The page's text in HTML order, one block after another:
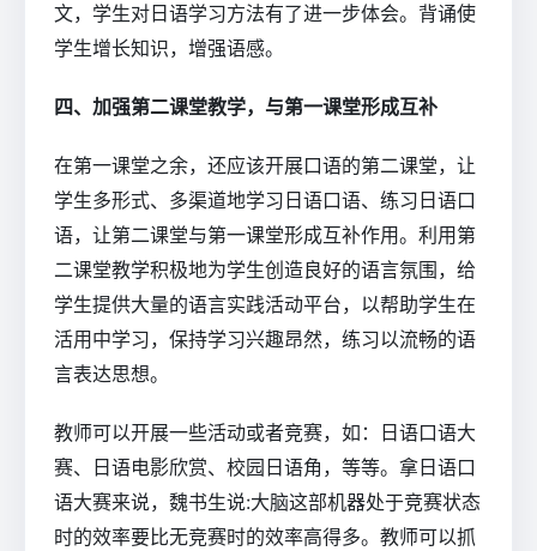
文，学生对日语学习方法有了进一步体会。背诵使
学生增长知识，增强语感。
四、加强第二课堂教学，与第一课堂形成互补
在第一课堂之余，还应该开展口语的第二课堂，让
学生多形式、多渠道地学习日语口语、练习日语口
语，让第二课堂与第一课堂形成互补作用。利用第
二课堂教学积极地为学生创造良好的语言氛围，给
学生提供大量的语言实践活动平台，以帮助学生在
活用中学习，保持学习兴趣昂然，练习以流畅的语
言表达思想。
教师可以开展一些活动或者竞赛，如：日语口语大
赛、日语电影欣赏、校园日语角，等等。拿日语口
语大赛来说，魏书生说:大脑这部机器处于竞赛状态
时的效率要比无竞赛时的效率高得多。教师可以抓